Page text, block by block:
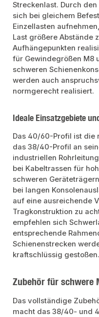
Streckenlast. Durch
sich bei gleichem
Einzellasten
Last größere Abstände
Aufhängepunkten
für Gewindegrößen M8
schweren
werden auch
normgerecht realisiert.
Ideale Einsatzgebiete
Das 40/60-Profil ist die
das 38/40-Profil an
industriellen
bei Kabeltrassen für
schweren
bei langen
auf eine ausreichende
Tragkonstruktion zu
empfehlen sich
entsprechende
Schienenstrecken
kraftschlüssig gestoßen.
Zubehör für schwere
Das vollständige
macht das 38/40- und